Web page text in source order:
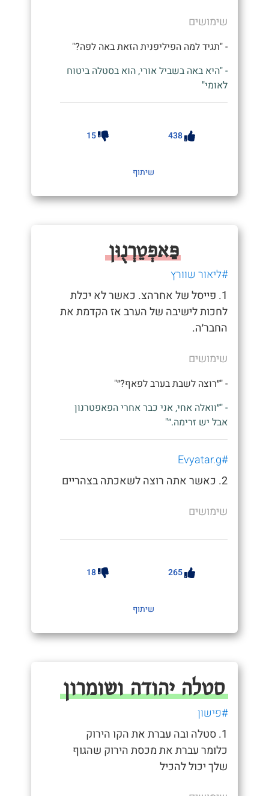
שימושים
- "תגיד למה הפיליפנית הזאת באה לפה?"
- "היא באה בשביל אורי, הוא בסטלה ביטוח
לאומי"
438
15
שיתוף
פַּאפְטֵרְנֻוּן
#ליאור שוורץ
1. פייסל של אחרהצ. כאשר לא יכלת
לחכות לישיבה של הערב אז הקדמת את
החבר׳ה.
שימושים
- "״רוצה לשבת בערב לפאף?״"
- "״וואלה אחי, אני כבר אחרי הפאפטרנון
אבל יש זרימה.״"
#Evyatar.g
2. כאשר אתה רוצה לשאכתה בצהריים
שימושים
265
18
שיתוף
סטלה יהודה ושומרון
#פישון
1. סטלה ובה עברת את הקו הירוק
כלומר עברת את מכסת הירוק שהגוף
שלך יכול להכיל